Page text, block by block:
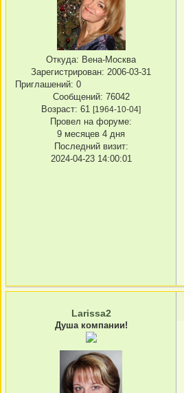
Откуда: Вена-Москва
Зарегистрирован: 2006-03-31
Приглашений: 0
Сообщений: 76042
Возраст: 61 [1964-10-04]
Провел на форуме:
9 месяцев 4 дня
Последний визит:
2024-04-23 14:00:01
Larissa2
Душа компании!